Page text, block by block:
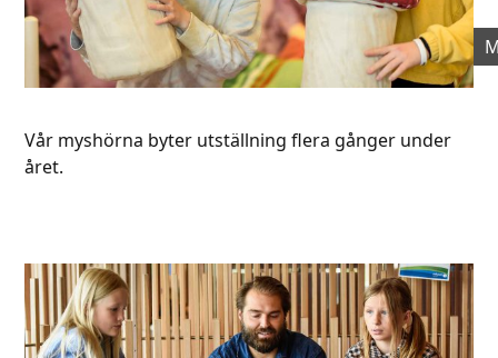
Vår myshörna byter utställning flera gånger under
året.